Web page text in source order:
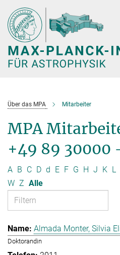
Hauptinhalt
Über das MPA Mitarbeiter
MPA
+49 89 30000
A B C D d E F G H J K L
W Z Alle
Almada Monter, Silvia
Doktorandin